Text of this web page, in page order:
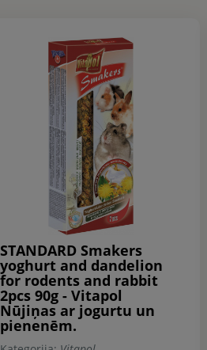
STANDARD Smakers
yoghurt and dandelion
for rodents and rabbit
2pcs 90g - Vitapol
Nūjiņas ar jogurtu un
pienenēm.